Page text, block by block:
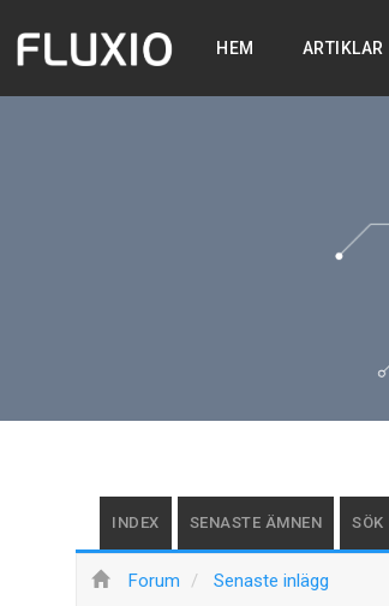
HEM ARTIKLAR
INDEX SENASTE ÄMNEN SÖK
Forum Senaste inlägg